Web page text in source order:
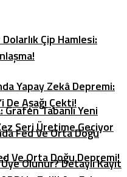
Çip Hamlesi:
Tabanlı Yeni
Seri Üretime Geçiyor
Yapay Zekâ Depremi:
De Aşağı Çekti!
Ve Orta Doğu Depremi!
Fed Ve Orta Doğu
Olunur? Detaylı Kayıt